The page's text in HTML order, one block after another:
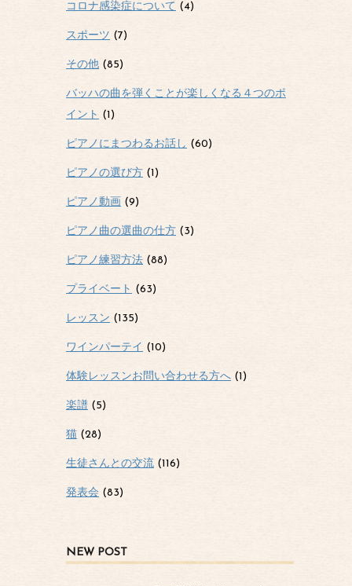
コロナ感染症について (4)
スポーツ (7)
その他 (85)
バッハの曲を弾くことが楽しくなる４つのポ
イント (1)
ピアノにまつわるお話し (60)
ピアノの選び方 (1)
ピアノ動画 (9)
ピアノ曲の選曲の仕方 (3)
ピアノ練習方法 (88)
プライベート (63)
レッスン (135)
ワインパーテイ (10)
体験レッスンお問い合わせる方へ (1)
楽譜 (5)
猫 (28)
生徒さんとの交流 (116)
発表会 (83)
NEW POST